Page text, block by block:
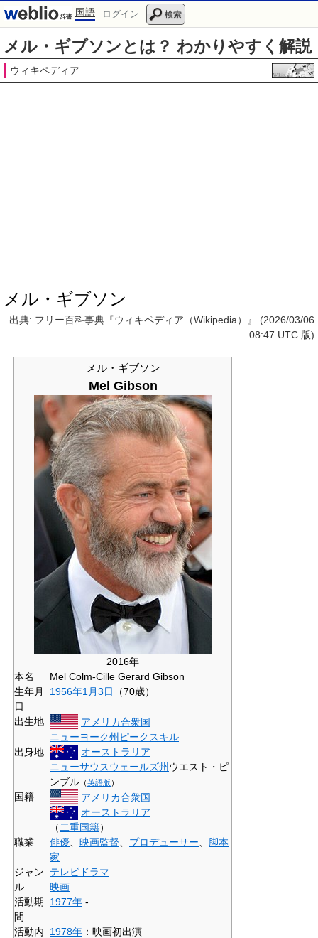
国語 ログイン 検索
メル・ギブソンとは？ わかりやすく解説
ウィキペディア
メル・ギブソン
出典: フリー百科事典『ウィキペディア（Wikipedia）』 (2026/03/06
08:47 UTC 版)
メル・ギブソン
Mel Gibson
2016年
本名
Mel Colm-Cille Gerard Gibson
生年月
日
1956年1月3日 （70歳）
出生地
アメリカ合衆国
ニューヨーク州ピークスキル
出身地
オーストラリア
ニューサウスウェールズ州ウエスト・ピ
ンブル （英語版）
国籍
アメリカ合衆国
オーストラリア
（ 二重国籍）
職業
俳優 映画監督 プロデューサー
脚本
家
ジャン
ル
テレビドラマ
映画
活動期
間
1977年 -
活動内
1978年 ：映画初出演